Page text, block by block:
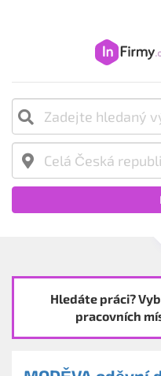
Hledáte práci?
pracovních